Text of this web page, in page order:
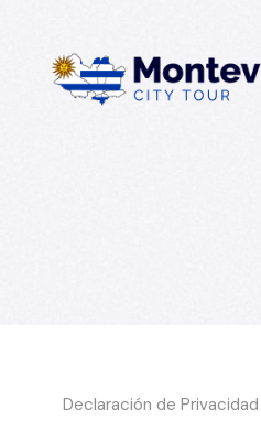
Declaración de